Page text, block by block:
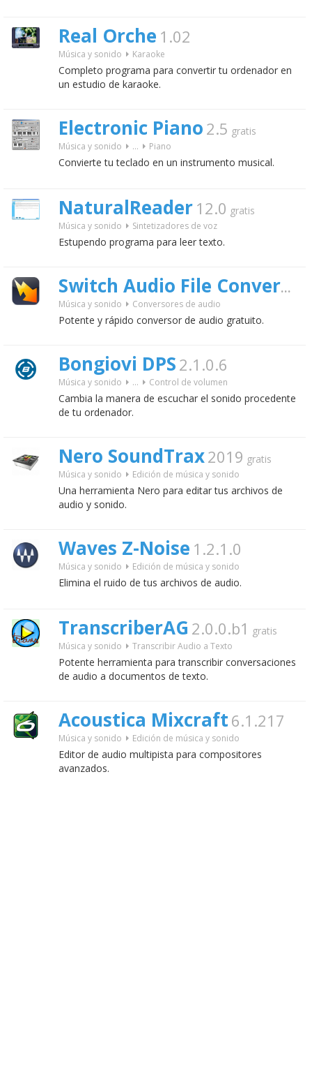
Real Orche 1.02
Música y sonido Karaoke
Completo programa para convertir tu ordenador en
un estudio de karaoke.
Electronic Piano 2.5 gratis
Música y sonido ... Piano
Convierte tu teclado en un instrumento musical.
NaturalReader 12.0 gratis
Música y sonido Sintetizadores de voz
Estupendo programa para leer texto.
Switch Audio File Converter
Música y sonido Conversores de audio
Potente y rápido conversor de audio gratuito.
Bongiovi DPS 2.1.0.6
Música y sonido ... Control de volumen
Cambia la manera de escuchar el sonido procedente
de tu ordenador.
Nero SoundTrax2019 gratis
Música y sonido Edición de música y sonido
Una herramienta Nero para editar tus archivos de
audio y sonido.
Waves Z-Noise 1.2.1.0
Música y sonido Edición de música y sonido
Elimina el ruido de tus archivos de audio.
TranscriberAG 2.0.0.b1 gratis
Música y sonido Transcribir Audio a Texto
Potente herramienta para transcribir conversaciones
de audio a documentos de texto.
Acoustica Mixcraft 6.1.217
Música y sonido Edición de música y sonido
Editor de audio multipista para compositores
avanzados.